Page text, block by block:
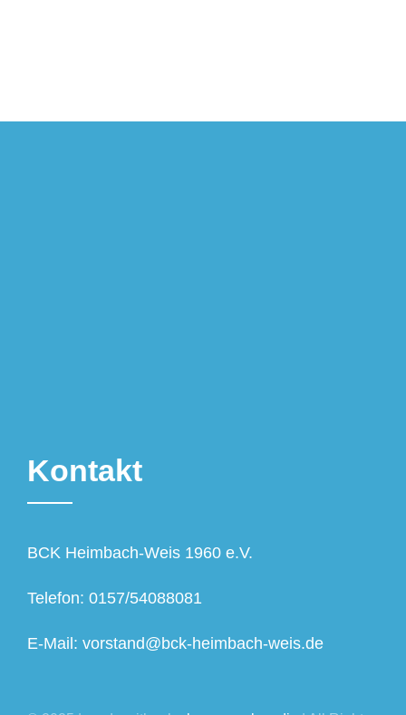
Kontakt
BCK Heimbach-Weis 1960 e.V.
Telefon: 0157/54088081
E-Mail: vorstand@bck-heimbach-weis.de